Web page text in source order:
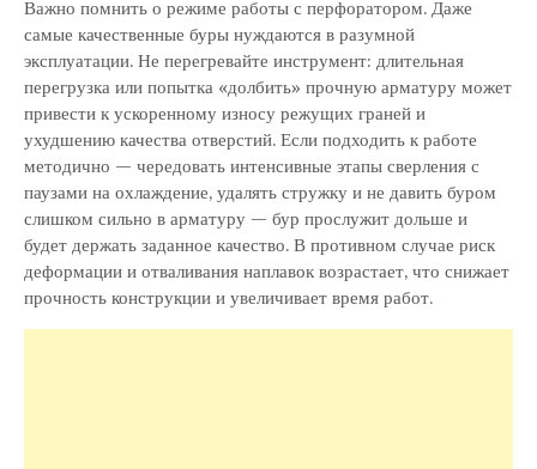
Важно помнить о режиме работы с перфоратором. Даже
самые качественные буры нуждаются в разумной
эксплуатации. Не перегревайте инструмент: длительная
перегрузка или попытка «долбить» прочную арматуру может
привести к ускоренному износу режущих граней и
ухудшению качества отверстий. Если подходить к работе
методично — чередовать интенсивные этапы сверления с
паузами на охлаждение, удалять стружку и не давить буром
слишком сильно в арматуру — бур прослужит дольше и
будет держать заданное качество. В противном случае риск
деформации и отваливания наплавок возрастает, что снижает
прочность конструкции и увеличивает время работ.